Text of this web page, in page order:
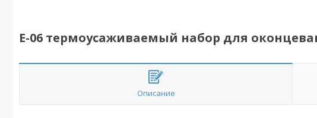
E-06 термоусаживаемый набор для
Описание